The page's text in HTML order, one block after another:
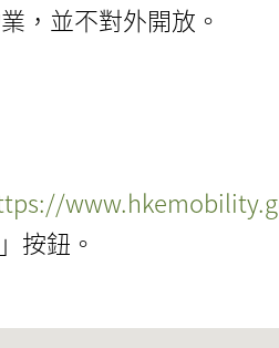
，並不對外開放。
按鈕。